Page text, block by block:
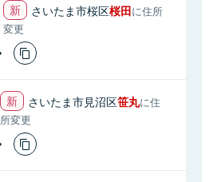
さいたま市桜区桜田に住所
変更
さいたま市見沼区笹丸に住
所変更